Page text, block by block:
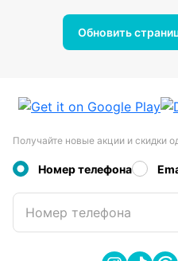
Обновить
Получайте новые акции и скидки
Номер телефона
Номер телефона